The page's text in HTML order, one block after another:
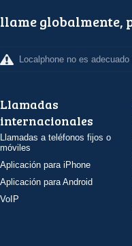
llame globalmente,
Localphone no es
Llamadas
internacionales
Llamadas a teléfonos fijos o
móviles
Aplicación para iPhone
Aplicación para Android
VoIP